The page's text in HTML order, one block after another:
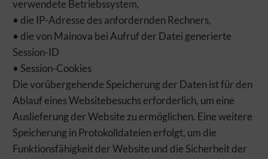
verwendete Betriebssystem,
• die IP-Adresse des anfordernden Rechners,
• die von Mainova bei Aufruf der Datei generierte
Session-ID
• Session-Cookies
Die vorübergehende Speicherung der Daten ist für den
Ablauf eines Websitebesuchs erforderlich, um eine
Auslieferung der Website zu ermöglichen. Eine weitere
Speicherung in Protokolldateien erfolgt, um die
Funktionsfähigkeit der Website und die Sicherheit der